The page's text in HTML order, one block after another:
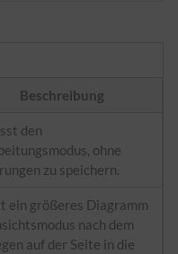
Beschreibung
den
ohne
zu speichern.
ein größeres Diagramm
nach dem
auf der Seite in die